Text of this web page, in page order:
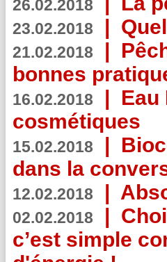
26.02.2018
23.02.2018 |
21.02.2018 |
bonnes
16.02.2018 | Eau
cosmétiques
15.02.2018 |
dans la
12.02.2018 |
02.02.2018 |
c’est simple